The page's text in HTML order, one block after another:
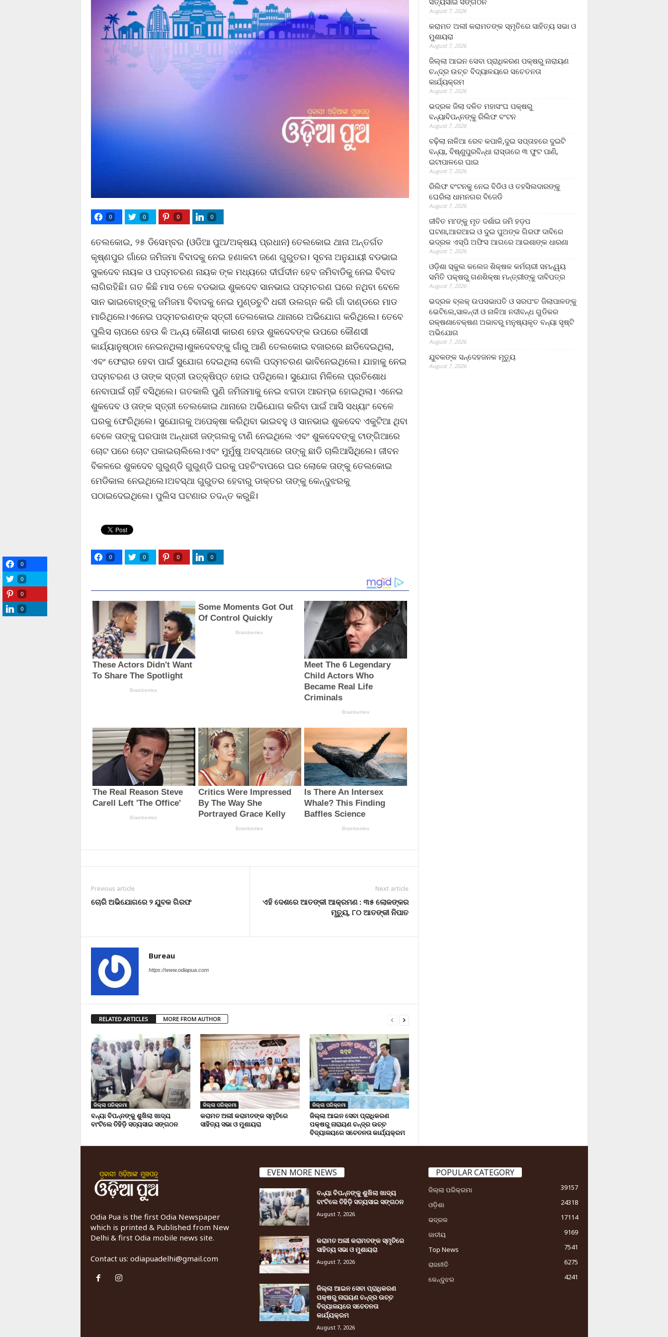
0 0 0 0
ତେଲକୋଇ, ୨୫ ଡିସେମ୍ବର (ଓଡିଆ ପୁଅ/ଅକ୍ଷୟ ପ୍ରଧାନ) ତେଲକୋଇ ଥାନା ଅନ୍ତର୍ଗତ
କୃଷ୍ଣପୁର ଗାଁରେ ଜମିଜମା ବିବାଦକୁ ନେଇ ହଣାକଟା ଜଣେ ଗୁରୁତର। ସୂଚନା ଅନୁଯାୟୀ ବଡଭାଇ
ସୁକଦେବ ନାୟକ ଓ ପଦ୍ମଚରଣ ନାୟକ ଙ୍କ ମଧ୍ୟରେ ଦୀର୍ଘଦୀନ ହେବ ଜମିବାଡିକୁ ନେଇ ବିବାଦ
ଲାଗିରହିଛି। ଗତ କିଛି ମାସ ତଳେ ବଡଭାଇ ଶୁକଦେବ ସାନଭାଇ ପଦ୍ମଚରଣ ଘରେ ନଥିବା ବେଳେ
ସାନ ଭାଇବୋହୂଙ୍କୁ ଜମିଜମା ବିବାଦକୁ ନେଇ ମୁଣ୍ଡଚୁଟି ଧରୀ ଉଲଗ୍ନ କରି ଗାଁ ଦାଣ୍ଡରେ ମାଡ
ମାରିଥିଲେ।ଏନେଇ ପଦ୍ମଚରଣଙ୍କ ସ୍ତ୍ରୀ ତେଲକୋଇ ଥାନାରେ ଅଭିଯୋଗ କରିଥିଲେ। ତେବେ
ପୁଲିସ ଚାପରେ ହେଉ କି ଅନ୍ୟ କୌଣସୀ କାରଣ ହେଉ ଶୁକଦେବଙ୍କ ଉପରେ କୌଣସୀ
କାର୍ଯ୍ୟାନୁଷ୍ଠାନ ନେଇନଥିଲା।ଶୁକଦେବଙ୍କୁ ଗାଁରୁ ଆଣି ତେଲକୋଇ ବଜାରରେ ଛାଡିଦେଇଥିଲା,
ଏବଂ ଫେରାର ହେବା ପାଇଁ ସୁଯୋଗ ଦେଇଥିଲା ବୋଲି ପଦ୍ମଚରଣ ଭାବିନେଇଥିଲେ। ଯାହାକୁ ନେଇ
ପଦ୍ମଚରଣ ଓ ତାଙ୍କ ସ୍ତ୍ରୀ ଉତ୍‌କ୍ଷିପ୍ତ ହୋଇ ପଡିଥିଲେ। ସୁଯୋଗ ମିଳିଲେ ପ୍ରତିଶୋଧ
ନେବାପାଇଁ ଚାହିଁ ବସିଥିଲେ। ଗତକାଲି ପୁଣି ଜମିଜମାକୁ ନେଇ ଝଗଡା ଆରମ୍ଭ ହୋଇଥିଲା। ଏନେଇ
ଶୁକଦେବ ଓ ତାଙ୍କ ସ୍ତ୍ରୀ ତେଲକୋଇ ଥାନାରେ ଅଭିଯୋଗ କରିବା ପାଇଁ ଆସି ସଧ୍ୟାଂ ବେଳେ
ଘରକୁ ଫେରିଥିଲେ। ସୁଯୋଗକୁ ଅପେକ୍ଷା କରିଥିବା ଭାଇବହୁ ଓ ସାନଭାଇ ଶୁକଦେବ ଏକୁଟିଆ ଥିବା
ବେଳେ ତାଙ୍କୁ ଘରପାଖ ଅନ୍ଧାରୀ ଜଙ୍ଗଲକୁ ଟାଣି ନେଇଥିଲେ ଏବଂ ଶୁକଦେବଙ୍କୁ ଟାଙ୍ଗିଆରେ
ଚୋଟ ପରେ ଚୋଟ ପକାଇଚାଲିଲେ।ଏବଂ ମୁର୍ମୁଷୁ ଅବସ୍ଥାରେ ତାଙ୍କୁ ଛାଡି ଚାଲିଆସିଥିଲେ। ଜୀବନ
ବିକଳରେ ଶୁକଦେବ ଗୁରୁଣ୍ଡି ଗୁରୁଣ୍ଡି ଘରକୁ ପହଚିଂବାପରେ ଘର ଲୋକେ ତାଙ୍କୁ ତେଲକୋଇ
ମେଡିକାଲ ନେଇଥିଲେ।ଅବସ୍ଥା ଗୁରୁତର ହେବାରୁ ଡାକ୍ତର ତାଙ୍କୁ କେନ୍ଦୁଝରକୁ
ପଠାଇଦେଇଥିଲେ। ପୁଲିସ ଘଟଣାର ତଦନ୍ତ କରୁଛି।
0 0 0 0
Previous article
ଚୋରି ଅଭିଯୋଗରେ ୨ ଯୁବକ ଗିରଫ
Next article
ଏହି ଦେଶରେ ଆତଙ୍କୀ ଆକ୍ରମଣ : ୩୫ ଲୋକଙ୍କର
ମୃତ୍ୟୁ, ୮୦ ଆତଙ୍କୀ ନିପାତ
Bureau
https://www.odiapua.com
RELATED ARTICLES MORE FROM AUTHOR
ଜିଲ୍ଲା ପରିକ୍ରମା
ବନ୍ୟା ବିପନ୍ନଙ୍କୁ ଶୁଖିଲା ଖାଦ୍ୟ
ବାଂଟିଲେ ତିହିଡି଼ ସତ୍ୟସାଇ ସଙ୍ଗଠନ
ଜିଲ୍ଲା ପରିକ୍ରମା
କରାମତ ଅଲୀ କରାମତଙ୍କ ସ୍ମୃତିରେ
ସାହିତ୍ୟ ସଭା ଓ ମୁଶାୟରା
ଜିଲ୍ଲା ପରିକ୍ରମା
ଜିଲ୍ଲା ଆଇନ ସେବା ପ୍ରାଧିକରଣ
ପକ୍ଷରୁ ନାରାୟଣ ଚନ୍ଦ୍ର ଉଚ୍ଚ
ବିଦ୍ୟାଳୟରେ ସଚେତନତା କାର୍ଯ୍ୟକ୍ରମ
August 7, 2026
କରାମତ ଅଲୀ କରାମତଙ୍କ ସ୍ମୃତିରେ ସାହିତ୍ୟ ସଭା ଓ
ମୁଶାୟରା
August 7, 2026
ଜିଲ୍ଲା ଆଇନ ସେବା ପ୍ରାଧିକରଣ ପକ୍ଷରୁ ନାରାୟଣ
ଚନ୍ଦ୍ର ଉଚ୍ଚ ବିଦ୍ୟାଳୟରେ ସଚେତନତା
କାର୍ଯ୍ୟକ୍ରମ
August 7, 2026
ଭଦ୍ରକ ଜିଲା ଦଳିତ ମହାସଂଘ ପକ୍ଷରୁ
ବନ୍ୟାବିପନ୍ନଙ୍କୁ ରିଲିଫ ବଂଟନ
August 7, 2026
ବଢ଼ିଲା ନାଳିଆ ରେବ କପାଳି,ଦୁଇ ସପ୍ତାହରେ ଦୁଇଟି
ବନ୍ୟା, ବିଷ୍ଣୁପୁରବିନ୍ଧା ରାସ୍ତାରେ ୩ ଫୁଟ ପାଣି,
ଇଟାପାଳରେ ଘାଇ
August 7, 2026
ରିଲିଫ ବଂଟନକୁ ନେଇ ବିଡିଓ ଓ ତହସିଲଦାରଙ୍କୁ
ଘେରିଲା ଧାମନଗର ବିଜେଡି
August 7, 2026
ଜୀବିତ ମା’ଙ୍କୁ ମୃତ ଦର୍ଶାଇ ଜମି ହଡ଼ପ
ଘଟଣା,ଆରଆଇ ଓ ଦୁଇ ପୁଅଙ୍କ ଗିରଫ ଦାବିରେ
ଭଦ୍ରକ ଏସ୍‌ପି ଅଫିସ ଆଗରେ ଆଇଶାଙ୍କ ଧାରଣା
August 7, 2026
ଓଡ଼ିଶା ସ୍କୁଲ କଲେଜ ଶିକ୍ଷକ କର୍ମଚାରୀ ସମନ୍ୱୟ
ସମିତି ପକ୍ଷରୁ ଗଣଶିକ୍ଷା ମନ୍ତ୍ରୀଙ୍କୁ ଦାବିପତ୍ର
August 7, 2026
ଭଦ୍ରକ ବ୍ଲକ୍ ଉପସଭାପତି ଓ ସରପଂଚ ଜିଲାପାଳଙ୍କୁ
ଭେଟିଲେ,ସାଳନ୍ଦୀ ଓ ନାଳିଆ ନଦୀବନ୍ଧ ଗୁଡିକର
ରକ୍ଷଣାବେକ୍ଷଣ ଅଭାବରୁ ମନୁଷ୍ୟକୃତ ବନ୍ୟା ସୃଷ୍ଟି
ଅଭିଯୋଗ
August 7, 2026
ଯୁବକଙ୍କ ସନ୍ଦେହଜନକ ମୃତ୍ୟୁ
August 7, 2026
Odia Pua is the first Odia Newspaper
which is printed & Published from New
Delhi & first Odia mobile news site.
Contact us: odiapuadelhi@gmail.com
EVEN MORE NEWS
ବନ୍ୟା ବିପନ୍ନଙ୍କୁ ଶୁଖିଲା ଖାଦ୍ୟ
ବାଂଟିଲେ ତିହିଡି଼ ସତ୍ୟସାଇ ସଙ୍ଗଠନ
August 7, 2026
କରାମତ ଅଲୀ କରାମତଙ୍କ ସ୍ମୃତିରେ
ସାହିତ୍ୟ ସଭା ଓ ମୁଶାୟରା
August 7, 2026
ଜିଲ୍ଲା ଆଇନ ସେବା ପ୍ରାଧିକରଣ
ପକ୍ଷରୁ ନାରାୟଣ ଚନ୍ଦ୍ର ଉଚ୍ଚ
ବିଦ୍ୟାଳୟରେ ସଚେତନତା
କାର୍ଯ୍ୟକ୍ରମ
August 7, 2026
POPULAR CATEGORY
ଜିଲ୍ଲା ପରିକ୍ରମା
39157
ଓଡ଼ିଶା
24318
ଭଦ୍ରକ
17114
ଜାତୀୟ
9169
Top News
7541
ରାଜନୀତି
6275
କେନ୍ଦୁଝର
4241
0
0
0
0